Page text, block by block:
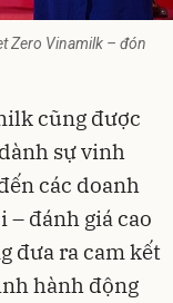
Zero Vinamilk – đón
cũng được
sự vinh
các doanh
– đánh giá cao
đưa ra cam kết
hành động